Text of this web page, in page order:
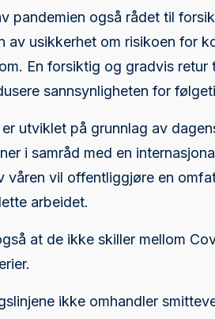
pandemien også rådet til
usikkerhet om risikoen for
En forsiktig og gradvis retur
sannsynligheten for
utviklet på grunnlag av
i samråd med en
våren vil offentliggjøre en
arbeidet.
at de ikke skiller mellom
ikke omhandler